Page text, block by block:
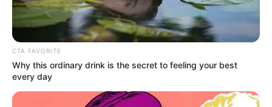
La oportuna reacción de la Policía Nacional permitió la
captura de un presunto extorsionista
Por:Evelin Adriana Barrios Florez
Junio 3, 2026
CTA FAVORITE
Why this ordinary drink is the secret to feeling your best
every day